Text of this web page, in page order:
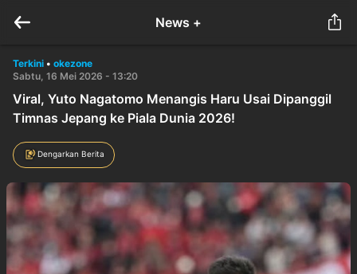
News +
Terkini • okezone
Sabtu, 16 Mei 2026 - 13:20
Viral, Yuto Nagatomo Menangis Haru Usai Dipanggil
Timnas Jepang ke Piala Dunia 2026!
Dengarkan Berita